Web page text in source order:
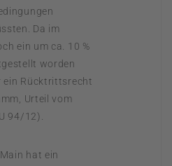
Da im
ein um ca. 10 %
worden
ein Rücktrittsrecht
Urteil vom
94/12).
hat ein